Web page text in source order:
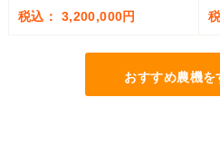
税込： 3,200,000円
おすすめ農機を